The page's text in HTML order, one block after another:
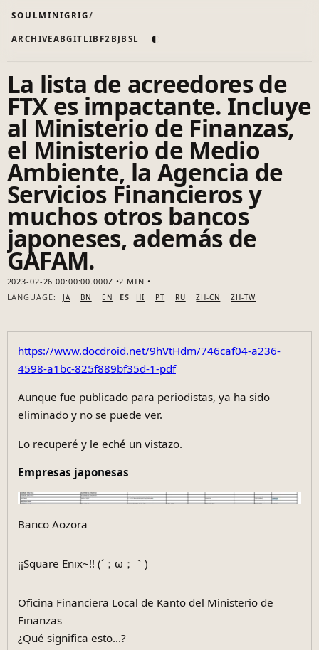
SOULMINIGRIG
ARCHIVEABGIT LIB F2B JB SL ◐
La lista de acreedores de
FTX es impactante. Incluye
al Ministerio de Finanzas,
el Ministerio de Medio
Ambiente, la Agencia de
Servicios Financieros y
muchos otros bancos
japoneses, además de
GAFAM.
2023-02-26 00:00:00.000Z
2 MIN
LANGUAGE:
JA BN EN ES HI PT RU ZH-CN ZH-TW
https://www.docdroid.net/9hVtHdm/746caf04-a236-
4598-a1bc-825f889bf35d-1-pdf
Aunque fue publicado para periodistas, ya ha sido
eliminado y no se puede ver.
Lo recuperé y le eché un vistazo.
Empresas japonesas
Banco Aozora
¡¡Square Enix~!! (´；ω；｀)
Oficina Financiera Local de Kanto del Ministerio de
Finanzas
¿Qué significa esto...?